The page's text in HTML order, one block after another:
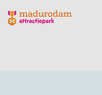
Madurodam logo, naar